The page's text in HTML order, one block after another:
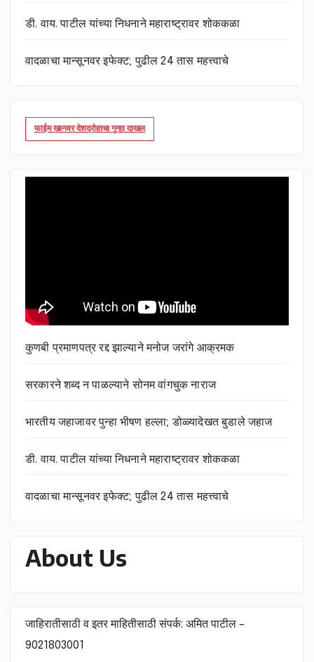
डी. वाय. पाटील यांच्या निधनाने महाराष्ट्रावर शोककळा
वादळाचा मान्सूनवर इफेक्ट; पुढील 24 तास महत्त्वाचे
फाईम खानवर देशद्रोहाचा गुन्हा दाखल
कुणबी प्रमाणपत्र रद्द झाल्याने मनोज जरांगे आक्रमक
सरकारने शब्द न पाळल्याने सोनम वांगचुक नाराज
भारतीय जहाजावर पुन्हा भीषण हल्ला; डोळ्यादेखत बुडाले जहाज
डी. वाय. पाटील यांच्या निधनाने महाराष्ट्रावर शोककळा
वादळाचा मान्सूनवर इफेक्ट; पुढील 24 तास महत्त्वाचे
About Us
जाहिरातीसाठी व इतर माहितीसाठी संपर्क: अमित पाटील –
9021803001